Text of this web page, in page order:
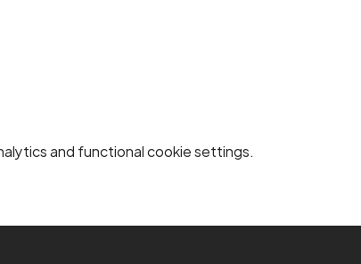
and functional cookie settings.